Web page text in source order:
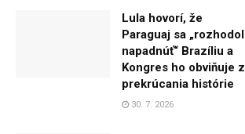
Lula hovorí, že
Paraguaj sa „rozhodol
napadnúť“ Brazíliu a
Kongres ho obviňuje z
prekrúcania histórie
30. 7. 2026